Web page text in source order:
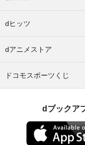
dヒッツ
dアニメストア
ドコモスポーツくじ
dブックア